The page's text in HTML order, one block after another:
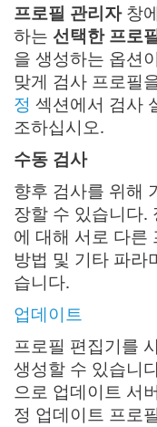
프로필 관리자창
하는 선택한 프로
을 생성하는 옵션
맞게 검사 프로필
정 섹션에서 검사
조하십시오.
수동 검사
향후 검사를 위해
장할 수 있습니다.
에 대해 서로 다른
방법 및 기타 파라
습니다.
업데이트
프로필 편집기를
생성할 수 있습니
으로 업데이트 서
정 업데이트 프로